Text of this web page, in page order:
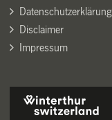
Datenschutzerklärung
Disclaimer
Impressum